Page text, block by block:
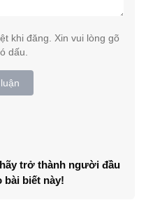
khi đăng. Xin vui lòng gõ
dấu.
trở thành người đầu
bài biết này!